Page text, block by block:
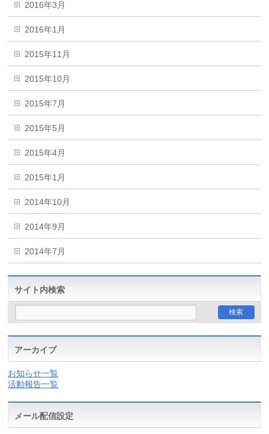
2016年3月
2016年1月
2015年11月
2015年10月
2015年7月
2015年5月
2015年4月
2015年1月
2014年10月
2014年9月
2014年7月
サイト内検索
アーカイブ
お知らせ一覧
活動報告一覧
メール配信設定